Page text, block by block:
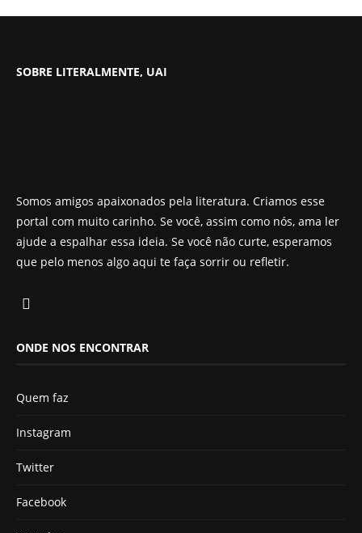
SOBRE LITERALMENTE, UAI
Somos amigos apaixonados pela literatura. Criamos esse
portal com muito carinho. Se você, assim como nós, ama ler
ajude a espalhar essa ideia. Se você não curte, esperamos
que pelo menos algo aqui te faça sorrir ou refletir.
ONDE NOS ENCONTRAR
Quem faz
Instagram
Twitter
Facebook